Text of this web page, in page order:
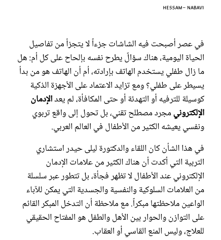
hessam- nabavi
في عصر أصبحت فيه الشاشات جزءاً لا يتجزأ من تفاصيل
الحياة اليومية، هناك سؤالٌ يطرح نفسه بإلحاح على كل أم: هل
ما زال طفلي يستخدم الهاتف بإرادته، أم أن الهاتف هو من بدأ
يسيطر على طفلي؟ ومع تزايد الاعتماد على الأجهزة الذكية
كوسيلة للترفيه أو التهدئة أو حتى المكافأة، لم يعدالإدمان
الإلكترونيمجرد مصطلح تقني، بل تحول إلى واقع تربوي
ونفسي يعيشه الكثير من الأطفال في العالم العربي.
في هذا الشأن كان اللقاء والدكتورة ليلى حيدر استشاري
التربية التي أكدت أن هناك الكثير من علامات الإدمان
الإلكتروني عند الأطفال لا تظهر فجأة، بل تتطور عبر سلسلة
من العلامات السلوكية والنفسية والجسدية التي يمكن للآباء
الواعين ملاحظتها مبكراً. مع ملاحظة أن التدخل المبكر القائم
على التوازن والحوار بين الأهل والطفل هو المفتاح الحقيقي
للعلاج، وليس المنع القاسي أو العقاب.
مجلة سيدتي
غلاف رفمي